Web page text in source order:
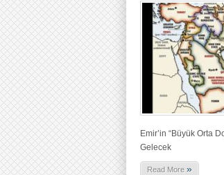
Emir’in “Büyük Orta
Gelecek
Read More »